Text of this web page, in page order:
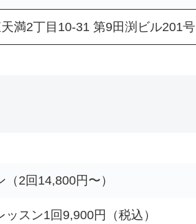
満2丁目10-31 第9田渕ビル201号
（2回14,800円〜）
ッスン1回9,900円（税込）